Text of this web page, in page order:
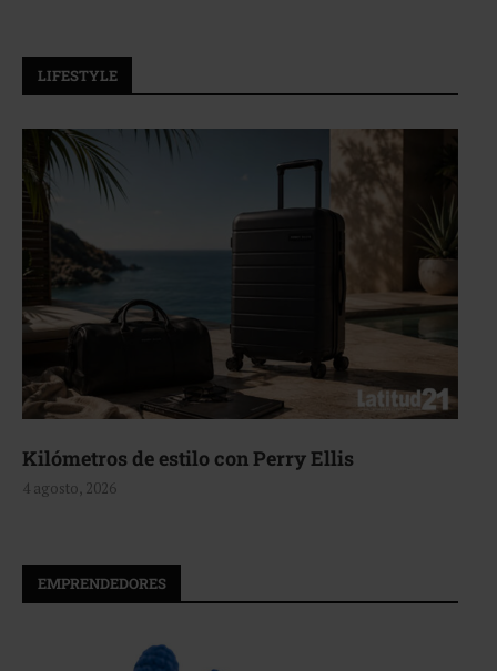
LIFESTYLE
Kilómetros de estilo con Perry Ellis
4 agosto, 2026
EMPRENDEDORES